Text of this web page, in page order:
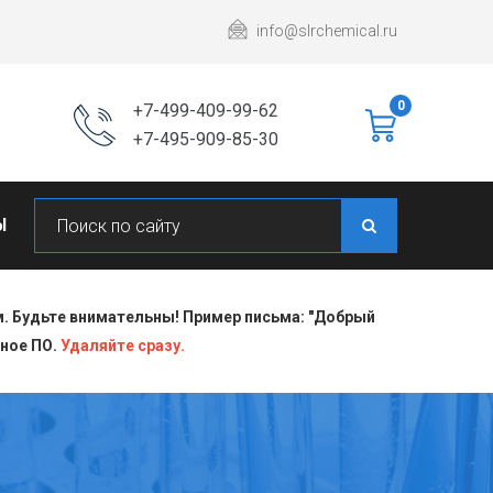
info@slrchemical.ru
+7-499-409-99-62
+7-495-909-85-30
0
внимательны! Пример письма: "Добрый
ПО. Удаляйте сразу.